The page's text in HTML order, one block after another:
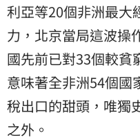
利亞等20個非洲最大
力，北京當局這波操
國先前已對33個較貧
意味著全非洲54個國
稅出口的甜頭，唯獨
之外。